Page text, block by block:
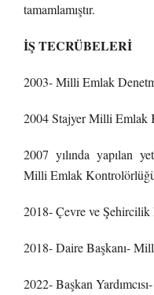
tamamlamıştır.
İŞ TECRÜBELERİ
2003- Milli Emlak
2004 Stajyer Milli Emlak
2007 yılında yapılan
Milli Emlak
2018- Çevre ve Şehircilik
2018- Daire Başkanı-
2022- Başkan